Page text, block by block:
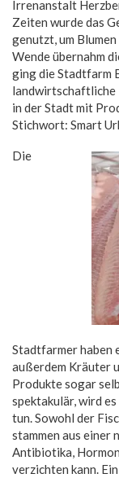
Irrenanstalt
Zeiten wurde das
genutzt, um
Wende übernahm
ging die Stadtfarm
landwirtschaftliche
in der Stadt mit
Stichwort: Smart
Die
Stadtfarmer haben
außerdem Kräuter
Produkte sogar
spektakulär, wird
tun. Sowohl der
stammen aus
Antibiotika,
verzichten kann.